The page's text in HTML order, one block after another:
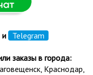
и Telegram
заказы в города:
, Краснодар,